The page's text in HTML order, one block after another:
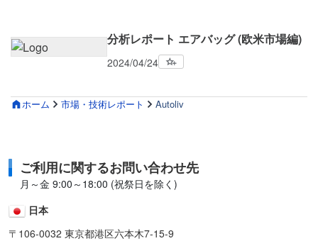
ホーム 市場・技術レポート Autoliv
分析レポート エアバッグ (欧米市場編)
2024/04/24
ご利用に関するお問い合わせ先
月～金 9:00～18:00 (祝祭日を除く)
日本
〒106-0032 東京都港区六本木7-15-9